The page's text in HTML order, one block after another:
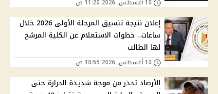
إعلان نتيجة تنسيق المرحلة الأولى 2026 خلال
ساعات.. خطوات الاستعلام عن الكلية المرشح
لها الطالب
الأرصاد تحذر من موجة شديدة الحرارة حتى